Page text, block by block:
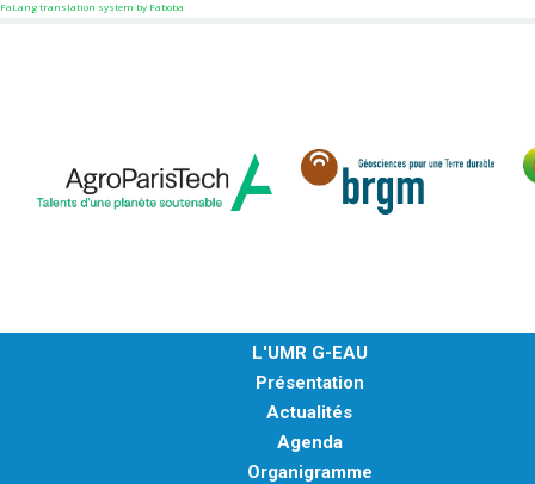
FaLang translation system by Faboba
L'UMR G-EAU
Présentation
Actualités
Agenda
Organigramme